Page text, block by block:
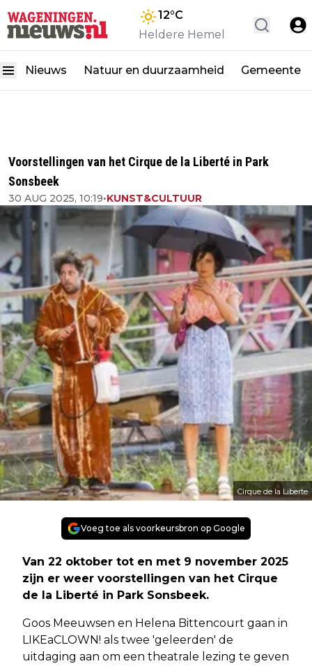
12°C
Heldere Hemel
Nieuws Natuur en duurzaamheid Gemeente
Voorstellingen van het Cirque de la Liberté in Park
Sonsbeek
30 AUG 2025, 10:19•KUNST&CULTUUR
Cirque de la Liberte
Voeg toe als voorkeursbron op Google
Van 22 oktober tot en met 9 november 2025
zijn er weer voorstellingen van het Cirque
de la Liberté in Park Sonsbeek.
Goos Meeuwsen en Helena Bittencourt gaan in
LIKEaCLOWN! als twee 'geleerden' de
uitdaging aan om een theatrale lezing te geven